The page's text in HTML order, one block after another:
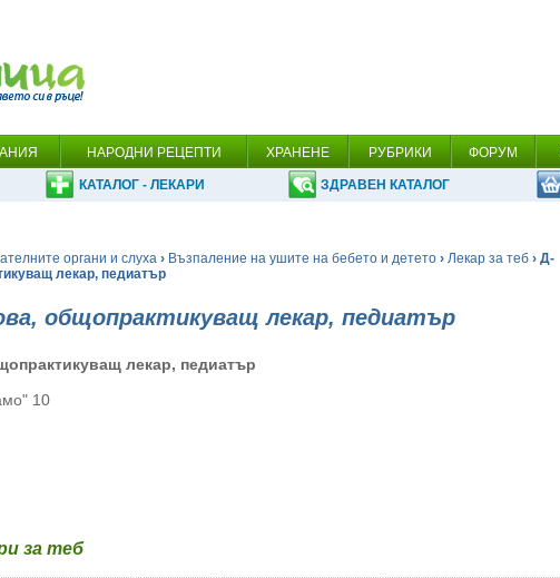
НАРОДНИ РЕЦЕПТИ ХРАНЕНЕ РУБРИКИ ФОРУМ
КАТАЛОГ - ЛЕКАРИ ЗДРАВЕН КАТАЛОГ
органи и слуха › Възпаление на ушите на бебето и детето › Лекар за теб › Д-
лекар, педиатър
общопрактикуващ лекар, педиатър
лекар, педиатър
10
за теб